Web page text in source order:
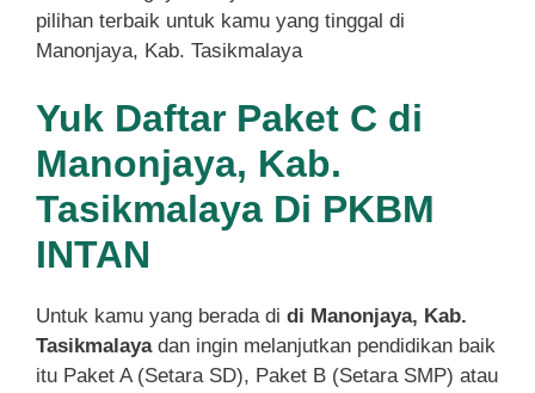
pilihan terbaik untuk kamu yang tinggal di
Manonjaya, Kab. Tasikmalaya
Yuk Daftar Paket C di
Manonjaya, Kab.
Tasikmalaya Di PKBM
INTAN
Untuk kamu yang berada di di Manonjaya, Kab.
Tasikmalayadan ingin melanjutkan pendidikan baik
itu Paket A (Setara SD), Paket B (Setara SMP) atau